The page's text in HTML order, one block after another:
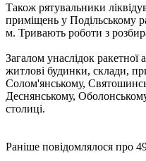
Також рятувальники
приміщень у Подільському
м. Тривають роботи з
Загалом унаслідок ракетної
житлові будинки, склади,
Солом'янському,
Деснянському,
столиці.
Раніше повідомлялося про